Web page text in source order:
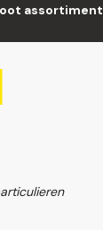
assortiment